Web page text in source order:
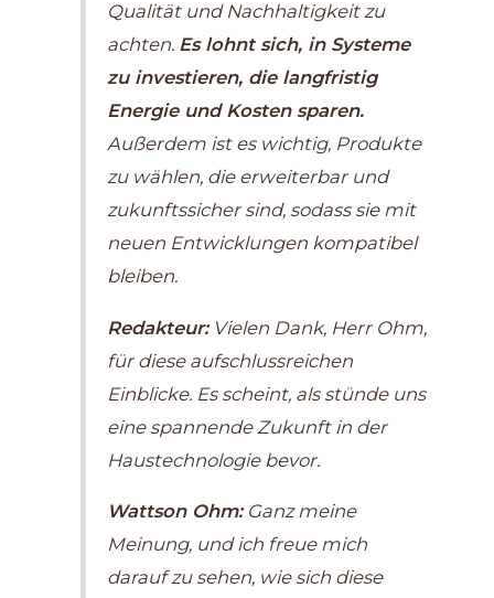
Qualität und Nachhaltigkeit zu
achten. Es lohnt sich, in Systeme
zu investieren, die langfristig
Energie und Kosten sparen.
Außerdem ist es wichtig, Produkte
zu wählen, die erweiterbar und
zukunftssicher sind, sodass sie mit
neuen Entwicklungen kompatibel
bleiben.
Redakteur:Vielen Dank, Herr Ohm,
für diese aufschlussreichen
Einblicke. Es scheint, als stünde uns
eine spannende Zukunft in der
Haustechnologie bevor.
Wattson Ohm:Ganz meine
Meinung, und ich freue mich
darauf zu sehen, wie sich diese